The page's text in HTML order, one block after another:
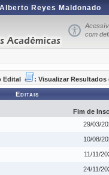
Reyes Maldonado
com
Edital : Visualizar Resultados
Editais
Fim de
29/03/
10/08/
11/11/
24/11/